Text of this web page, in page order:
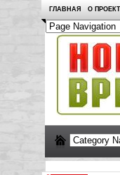
ГЛАВНАЯ О